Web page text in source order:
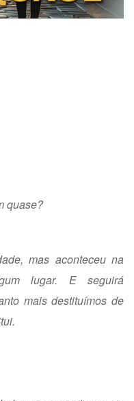
quase?
mas aconteceu na
lugar. E seguirá
mais destituímos de